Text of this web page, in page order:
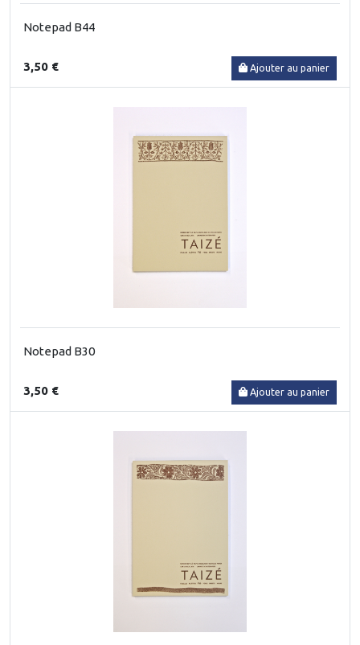
Notepad B44
3,50 € Ajouter au panier
Notepad B30
3,50 € Ajouter au panier